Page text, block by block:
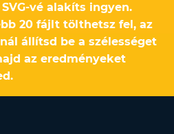
vé alakíts ingyen.
20 fájlt tölthetsz fel, az
állítsd be a szélességet
az eredményeket